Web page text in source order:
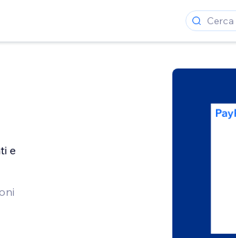
e